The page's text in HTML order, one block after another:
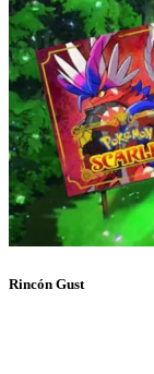
Rincón Gust